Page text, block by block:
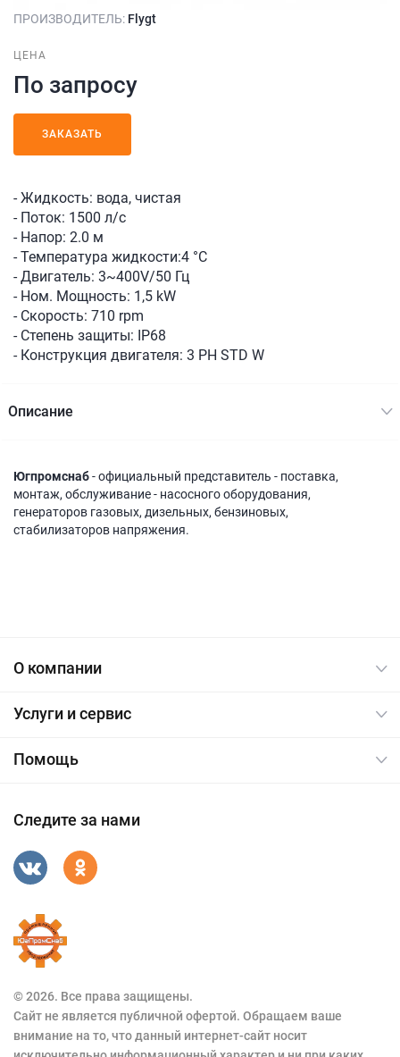
ПРОИЗВОДИТЕЛЬ: Flygt
ЦЕНА
По запросу
ЗАКАЗАТЬ
- Жидкость: вода, чистая
- Поток: 1500 л/с
- Напор: 2.0 м
- Температура жидкости:4 °C
- Двигатель: 3~400V/50 Гц
- Ном. Мощность: 1,5 kW
- Скорость: 710 rpm
- Степень защиты: IP68
- Конструкция двигателя: 3 PH STD W
Описание
Югпромснаб- официальный представитель - поставка,
монтаж, обслуживание - насосного оборудования,
генераторов газовых, дизельных, бензиновых,
стабилизаторов напряжения.
О компании
Услуги и сервис
Помощь
Следите за нами
© 2026. Все права защищены.
Сайт не является публичной офертой. Обращаем ваше
внимание на то, что данный интернет-сайт носит